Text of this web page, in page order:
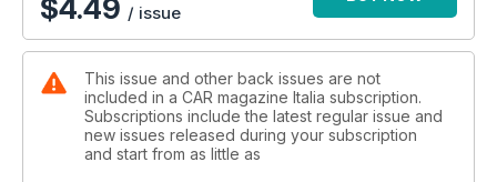
arriveranno nei concessionari da qui a pochi anni. Scoprirete
delle novità che non ci saremmo immaginati fino a qualche
della Gallardo? Proprio così, una Mini a cinque porte o una
Civic capace di abbassare il record del Nürburgring. Presto
diventeranno realtà, e non vediamo l’ora di metterci le mani!
Questo mese ci siamo dovuti separare dalla Clio RS ma in
$4.49 / issue
This issue and other back issues are not
included in a CAR magazine Italia subscription.
Subscriptions include the latest regular issue and
new issues released during your subscription
and start from as little as